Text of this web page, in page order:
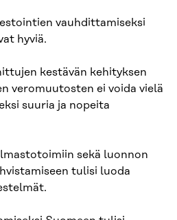
vauhdittamiseksi
hyviä.
kestävän kehityksen
veromuutosten ei voida vielä
suuria ja nopeita
sekä luonnon
tulisi luoda